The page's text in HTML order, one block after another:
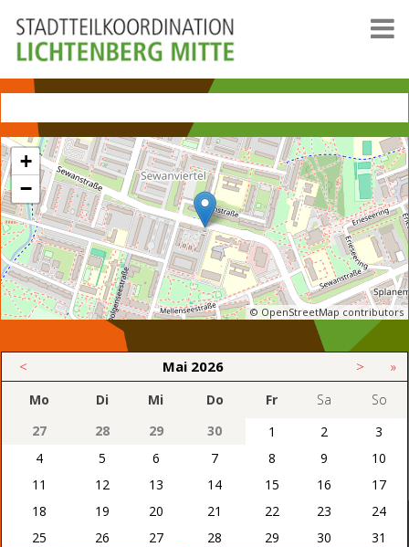
+
−
© OpenStreetMap contributors
< Mai 2026 > »
Mo Di Mi Do Fr Sa
So
27
28 29 30 1 2
3
4
5 6 7 8 9
10
11
12 13 14 15 16
17
18
19 20 21 22 23
24
25
26 27 28 29 30 31